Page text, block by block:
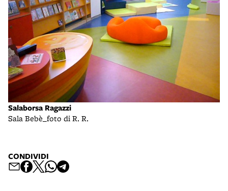
Salaborsa Ragazzi
Sala Bebè_foto di R. R.
CONDIVIDI